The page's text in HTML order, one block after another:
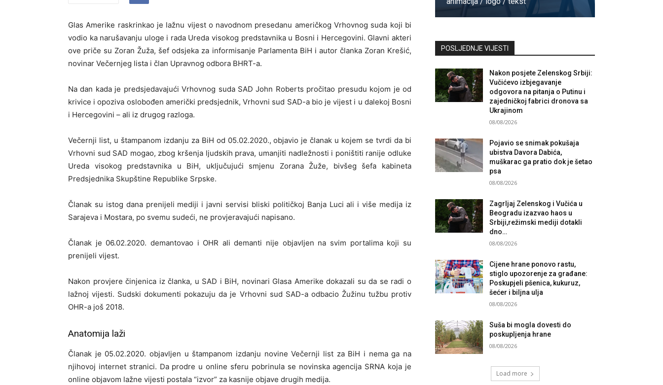
Glas Amerike raskrinkao je lažnu vijest o navodnom presedanu američkog Vrhovnog suda koji bi
vodio ka narušavanju uloge i rada Ureda visokog predstavnika u Bosni i Hercegovini. Glavni akteri
ove priče su Zoran Žuža, šef odsjeka za informisanje Parlamenta BiH i autor članka Zoran Krešić,
novinar Večernjeg lista i član Upravnog odbora BHRT-a.
Na dan kada je predsjedavajući Vrhovnog suda SAD John Roberts pročitao presudu kojom je od
krivice i opoziva oslobođen američki predsjednik, Vrhovni sud SAD-a bio je vijest i u dalekoj Bosni
i Hercegovini – ali iz drugog razloga.
Večernji list, u štampanom izdanju za BiH od 05.02.2020., objavio je članak u kojem se tvrdi da bi
Vrhovni sud SAD mogao, zbog kršenja ljudskih prava, umanjiti nadležnosti i poništiti ranije odluke
Ureda visokog predstavnika u BiH, uključujući smjenu Zorana Žuže, bivšeg šefa kabineta
Predsjednika Skupštine Republike Srpske.
Članak su istog dana prenijeli mediji i javni servisi bliski političkoj Banja Luci ali i više medija iz
Sarajeva i Mostara, po svemu sudeći, ne provjeravajući napisano.
Članak je 06.02.2020. demantovao i OHR ali demanti nije objavljen na svim portalima koji su
prenijeli vijest.
Nakon provjere činjenica iz članka, u SAD i BiH, novinari Glasa Amerike dokazali su da se radi o
lažnoj vijesti. Sudski dokumenti pokazuju da je Vrhovni sud SAD-a odbacio Žužinu tužbu protiv
OHR-a još 2018.
Anatomija laži
Članak je 05.02.2020. objavljen u štampanom izdanju novine Večernji list za BiH i nema ga na
njihovoj internet stranici. Da prodre u online sferu pobrinula se novinska agencija SRNA koja je
online objavom lažne vijesti postala “izvor” za kasnije objave drugih medija.
POSLJEDNJE VIJESTI
Nakon posjete Zelenskog Srbiji:
Vučićevo izbjegavanje
odgovora na pitanja o Putinu i
zajedničkoj fabrici dronova sa
Ukrajinom
08/08/2026
Pojavio se snimak pokušaja
ubistva Davora Dabića,
muškarac ga pratio dok je šetao
psa
08/08/2026
Zagrljaj Zelenskog i Vučića u
Beogradu izazvao haos u
Srbiji,režimski mediji dotakli
dno…
08/08/2026
Cijene hrane ponovo rastu,
stiglo upozorenje za građane:
Poskupjeli pšenica, kukuruz,
šećer i biljna ulja
08/08/2026
Suša bi mogla dovesti do
poskupljenja hrane
08/08/2026
Load more